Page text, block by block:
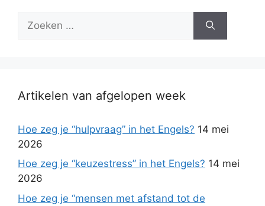
naar:
Artikelen van afgelopen week
Hoe zeg je “hulpvraag” in het Engels? 14 mei
2026
Hoe zeg je “keuzestress” in het Engels? 14 mei
2026
Hoe zeg je “mensen met afstand tot de